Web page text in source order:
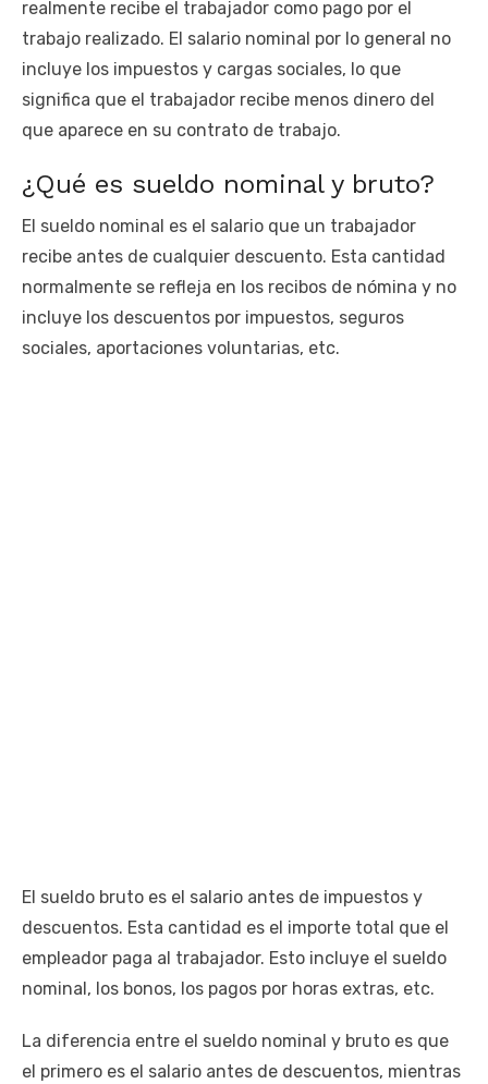
realmente recibe el trabajador como pago por el
trabajo realizado. El salario nominal por lo general no
incluye los impuestos y cargas sociales, lo que
significa que el trabajador recibe menos dinero del
que aparece en su contrato de trabajo.
¿Qué es sueldo nominal y bruto?
El sueldo nominal es el salario que un trabajador
recibe antes de cualquier descuento. Esta cantidad
normalmente se refleja en los recibos de nómina y no
incluye los descuentos por impuestos, seguros
sociales, aportaciones voluntarias, etc.
El sueldo bruto es el salario antes de impuestos y
descuentos. Esta cantidad es el importe total que el
empleador paga al trabajador. Esto incluye el sueldo
nominal, los bonos, los pagos por horas extras, etc.
La diferencia entre el sueldo nominal y bruto es que
el primero es el salario antes de descuentos, mientras